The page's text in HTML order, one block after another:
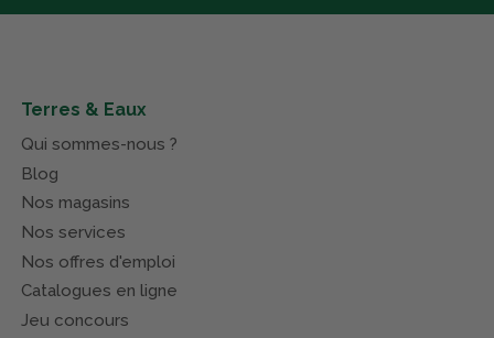
Terres & Eaux
Qui sommes-nous ?
Blog
Nos magasins
Nos services
Nos offres d'emploi
Catalogues en ligne
Jeu concours